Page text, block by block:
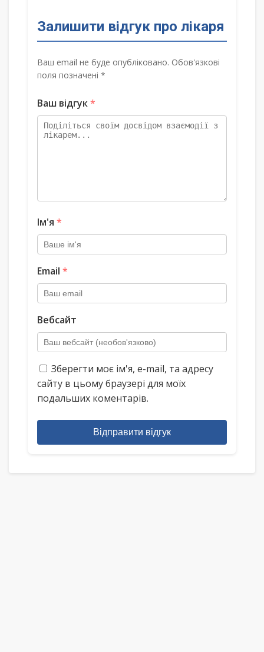
Залишити відгук про лікаря
Ваш email не буде опубліковано. Обов'язкові
поля позначені *
Ваш відгук*
Ім'я *
Email *
Вебсайт
Зберегти моє ім'я, e-mail, та адресу
сайту в цьому браузері для моїх
подальших коментарів.
Відправити відгук